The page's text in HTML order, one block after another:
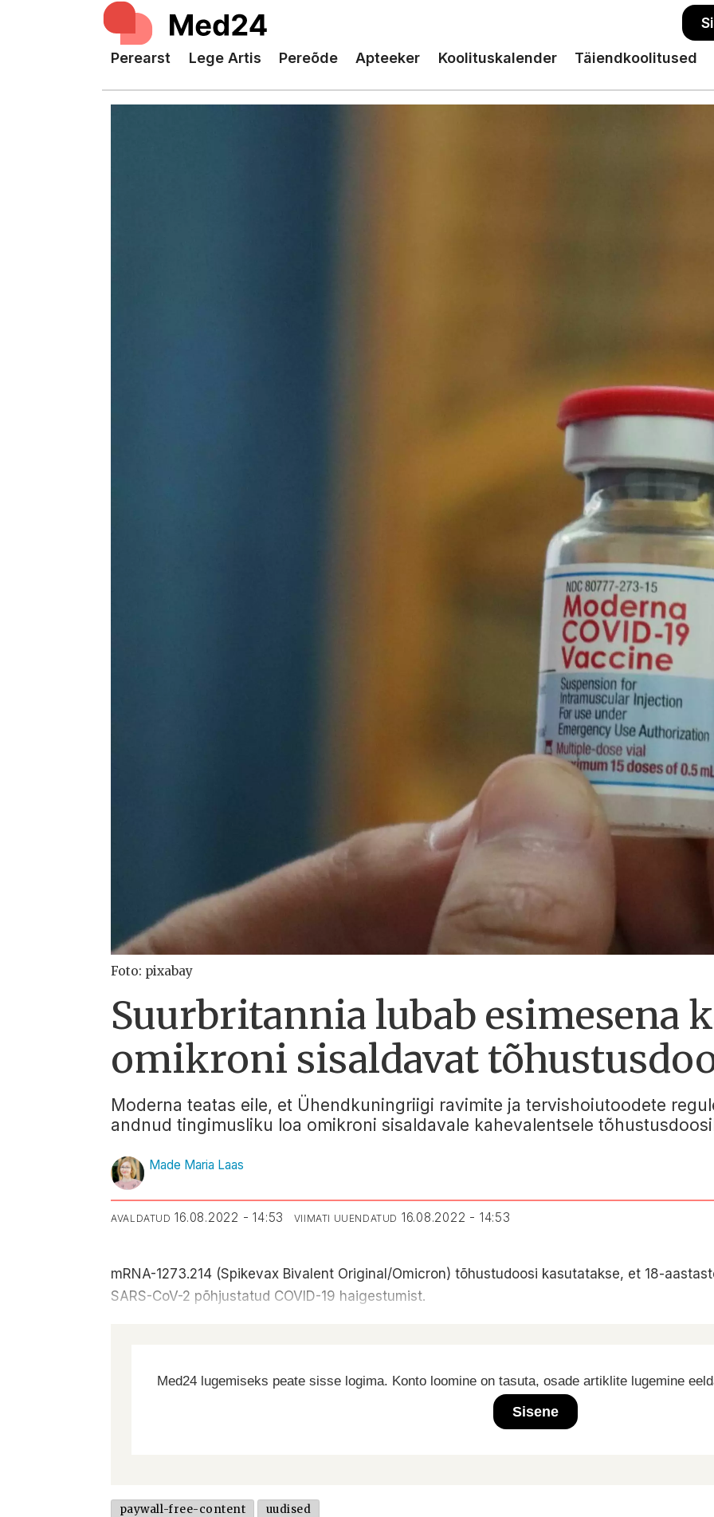
Perearst Lege Artis Pereõde Apteeker Koolituskalender Täiendkoolitused
Foto: pixabay
Suurbritannia lubab esimesena
omikroni sisaldavat
Moderna teatas eile, et Ühendkuningriigi ravimite ja tervishoiutoodete
andnud tingimusliku loa omikroni sisaldavale kahevalentsele
Made Maria Laas
AVALDATUD 16.08.2022 - 14:53 VIIMATI UUENDATUD 16.08.2022 - 14:53
mRNA-1273.214 (Spikevax Bivalent Original/Omicron) tõhustudoosi kasutatakse, et 18-
SARS-CoV-2 põhjustatud COVID-19 haigestumist.
Med24 lugemiseks peate sisse logima. Konto loomine on tasuta, osade artiklite lugemine
Sisene
paywall-free-content uudised